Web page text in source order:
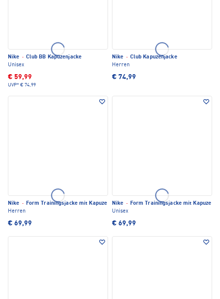
Nike · Club BB Kapuzenjacke
Unisex
€ 59,99
UVP* € 74,99
Nike · Club Kapuzenjacke
Herren
€ 74,99
Nike · Form Trainingsjacke mit Kapuze
Herren
€ 69,99
Nike · Form Trainingsjacke mit Kapuze
Unisex
€ 69,99